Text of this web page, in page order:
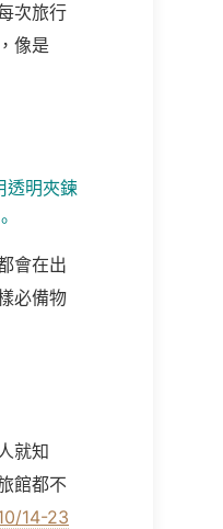
次旅行
像是
透明夾鍊
會在出
必備物
就知
館都不
14-23